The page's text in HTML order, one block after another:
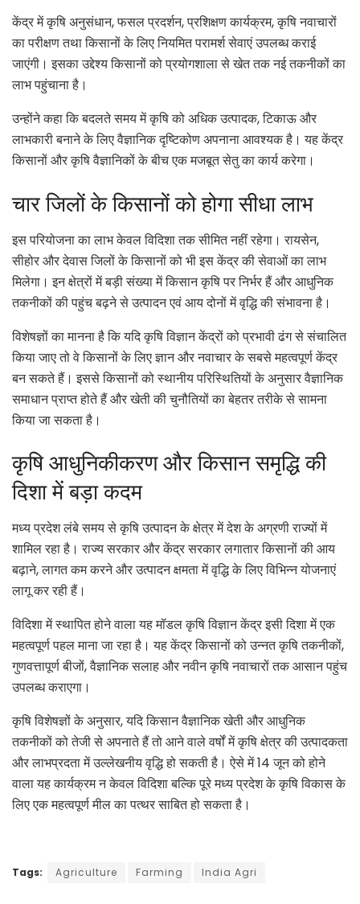
केंद्र में कृषि अनुसंधान, फसल प्रदर्शन, प्रशिक्षण कार्यक्रम, कृषि नवाचारों
का परीक्षण तथा किसानों के लिए नियमित परामर्श सेवाएं उपलब्ध कराई
जाएंगी। इसका उद्देश्य किसानों को प्रयोगशाला से खेत तक नई तकनीकों का
लाभ पहुंचाना है।
उन्होंने कहा कि बदलते समय में कृषि को अधिक उत्पादक, टिकाऊ और
लाभकारी बनाने के लिए वैज्ञानिक दृष्टिकोण अपनाना आवश्यक है। यह केंद्र
किसानों और कृषि वैज्ञानिकों के बीच एक मजबूत सेतु का कार्य करेगा।
चार जिलों के किसानों को होगा सीधा लाभ
इस परियोजना का लाभ केवल विदिशा तक सीमित नहीं रहेगा। रायसेन,
सीहोर और देवास जिलों के किसानों को भी इस केंद्र की सेवाओं का लाभ
मिलेगा। इन क्षेत्रों में बड़ी संख्या में किसान कृषि पर निर्भर हैं और आधुनिक
तकनीकों की पहुंच बढ़ने से उत्पादन एवं आय दोनों में वृद्धि की संभावना है।
विशेषज्ञों का मानना है कि यदि कृषि विज्ञान केंद्रों को प्रभावी ढंग से संचालित
किया जाए तो वे किसानों के लिए ज्ञान और नवाचार के सबसे महत्वपूर्ण केंद्र
बन सकते हैं। इससे किसानों को स्थानीय परिस्थितियों के अनुसार वैज्ञानिक
समाधान प्राप्त होते हैं और खेती की चुनौतियों का बेहतर तरीके से सामना
किया जा सकता है।
कृषि आधुनिकीकरण और किसान समृद्धि की
दिशा में बड़ा कदम
मध्य प्रदेश लंबे समय से कृषि उत्पादन के क्षेत्र में देश के अग्रणी राज्यों में
शामिल रहा है। राज्य सरकार और केंद्र सरकार लगातार किसानों की आय
बढ़ाने, लागत कम करने और उत्पादन क्षमता में वृद्धि के लिए विभिन्न योजनाएं
लागू कर रही हैं।
विदिशा में स्थापित होने वाला यह मॉडल कृषि विज्ञान केंद्र इसी दिशा में एक
महत्वपूर्ण पहल माना जा रहा है। यह केंद्र किसानों को उन्नत कृषि तकनीकों,
गुणवत्तापूर्ण बीजों, वैज्ञानिक सलाह और नवीन कृषि नवाचारों तक आसान पहुंच
उपलब्ध कराएगा।
कृषि विशेषज्ञों के अनुसार, यदि किसान वैज्ञानिक खेती और आधुनिक
तकनीकों को तेजी से अपनाते हैं तो आने वाले वर्षों में कृषि क्षेत्र की उत्पादकता
और लाभप्रदता में उल्लेखनीय वृद्धि हो सकती है। ऐसे में 14 जून को होने
वाला यह कार्यक्रम न केवल विदिशा बल्कि पूरे मध्य प्रदेश के कृषि विकास के
लिए एक महत्वपूर्ण मील का पत्थर साबित हो सकता है।
Tags: Agriculture Farming India Agri